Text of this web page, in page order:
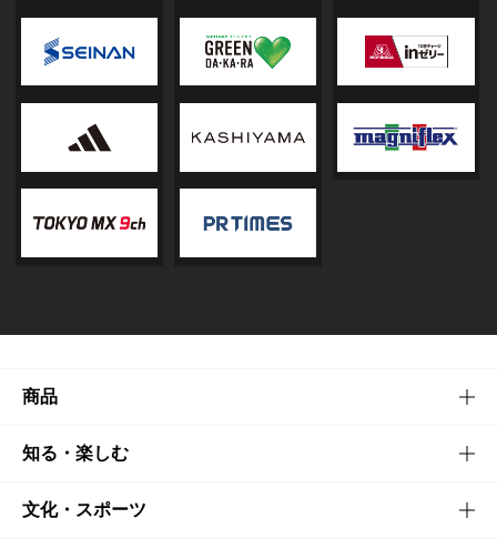
商品
商品TOP
商品一覧
知る・楽しむ
知る・楽しむTOP
文化・スポーツ